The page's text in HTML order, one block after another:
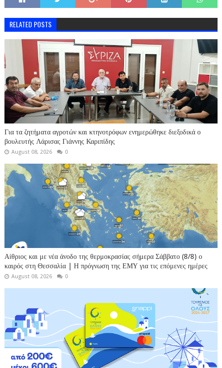
RELATED POSTS
Για τα ζητήματα αγροτών και κτηνοτρόφων ενημερώθηκε διεξοδικά ο
βουλευτής Λάρισας Γιάννης Καριπίδης
August 08, 2026 0
Αίθριος και με νέα άνοδο της θερμοκρασίας σήμερα Σάββατο (8/8) ο
καιρός στη Θεσσαλία | Η πρόγνωση της ΕΜΥ για τις επόμενες ημέρες
August 08, 2026 0